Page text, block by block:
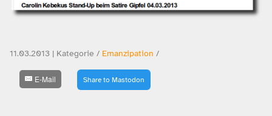
11.03.2013 | Kategorie / Emanzipation /
E-Mail Share to Mastodon